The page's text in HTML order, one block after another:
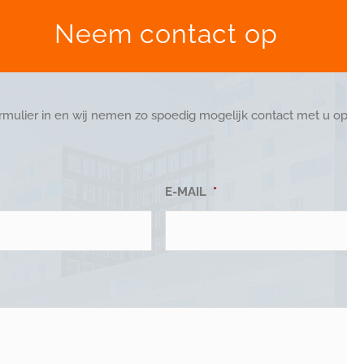
Neem contact op
in en wij nemen zo spoedig mogelijk contact met u
E-MAIL *